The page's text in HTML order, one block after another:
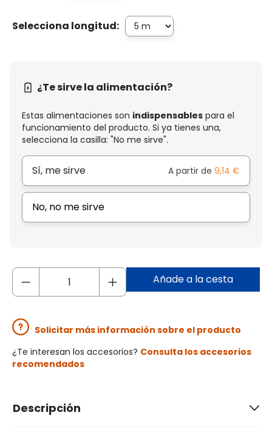
Selecciona longitud:
¿Te sirve la alimentación?
Estas alimentaciones son indispensables para el
funcionamiento del producto. Si ya tienes una,
selecciona la casilla: "No me sirve".
Sí, me sirve A partir de 9,14 €
No, no me sirve
Añade a la cesta
Solicitar más información sobre el producto
¿Te interesan los accesorios? Consulta los accesorios
recomendados
Descripción